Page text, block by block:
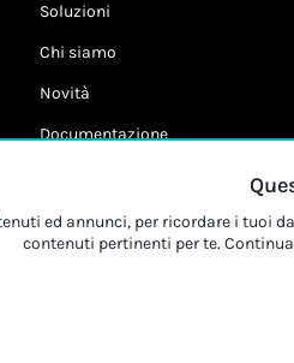
Soluzioni
Chi siamo
Novità
Documentazione
ed annunci, per ricordare i tuoi
contenuti pertinenti per te.